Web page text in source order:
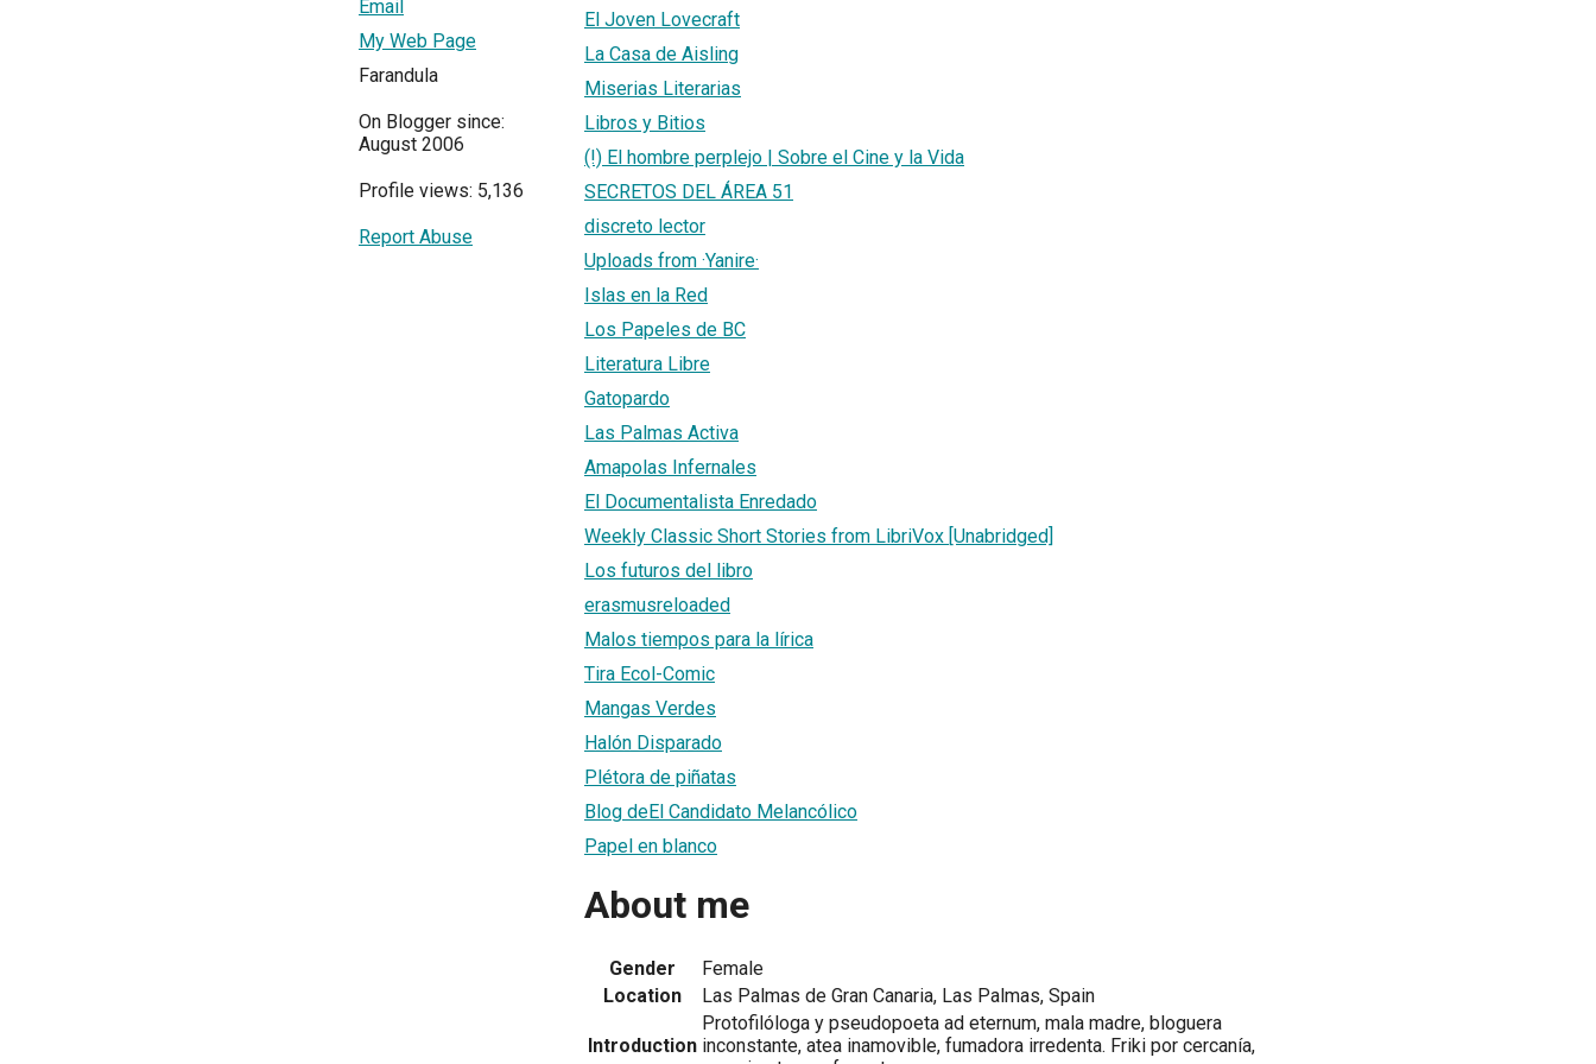
Email
My Web Page
Farandula
On Blogger since:
August 2006
Profile views: 5,136
Report Abuse
El Joven Lovecraft
La Casa de Aisling
Miserias Literarias
Libros y Bitios
(!) El hombre perplejo | Sobre el Cine y la Vida
SECRETOS DEL ÁREA 51
discreto lector
Uploads from ·Yanire·
Islas en la Red
Los Papeles de BC
Literatura Libre
Gatopardo
Las Palmas Activa
Amapolas Infernales
El Documentalista Enredado
Weekly Classic Short Stories from LibriVox [Unabridged]
Los futuros del libro
erasmusreloaded
Malos tiempos para la lírica
Tira Ecol-Comic
Mangas Verdes
Halón Disparado
Plétora de piñatas
Blog deEl Candidato Melancólico
Papel en blanco
About me
Gender
Female
Location
Las Palmas de Gran Canaria, Las Palmas, Spain
Introduction
Protofilóloga y pseudopoeta ad eternum, mala madre, bloguera
inconstante, atea inamovible, fumadora irredenta. Friki por cercanía,